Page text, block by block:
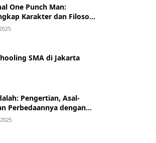
One Punch Man:
Karakter dan Filosofi
SMA di Jakarta
Pengertian, Asal-
Perbedaannya dengan